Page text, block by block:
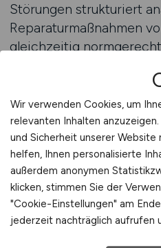
Störungen strukturiert
Reparaturmaßnahmen
gleichzeitig
und Auftraggeber kann
ISO 4413 sogar als
Projekt verankert sein –
auf Projektabnahme
Auch die Dokumentation
dieser Norm eine große
Wartungsberichte,
Wir verwenden Cookies, um
relevanten Inhalten
und Sicherheit unserer
helfen, Ihnen personalisierte
außerdem anonymen
klicken, stimmen Sie der
"Cookie-Einstellungen" am
jederzeit nachträglich aufrufen